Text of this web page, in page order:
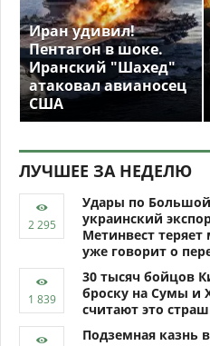
Иран удивил!
Пентагон в шоке.
Иранский "Шахед"
атаковал авианосец
США
ЛУЧШЕЕ ЗА НЕДЕЛЮ
Удары по Большой
украинский
Метинвест
уже говорит о
30 тысяч бойцов
броску на Сумы и
считают это
Подземная казнь